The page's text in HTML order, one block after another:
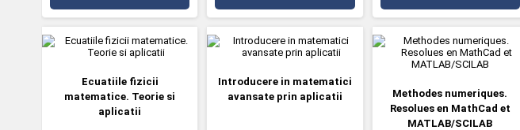
Ecuatiile fizicii
matematice. Teorie si
aplicatii
Introducere in matematici
avansate prin aplicatii
Methodes numeriques.
Resolues en MathCad et
MATLAB/SCILAB